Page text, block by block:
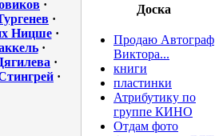
·
·
Ницше·
·
·
·
Доска
Продаю Автограф
Виктора...
книги
пластинки
Атрибутику по
группе КИНО
Отдам фото